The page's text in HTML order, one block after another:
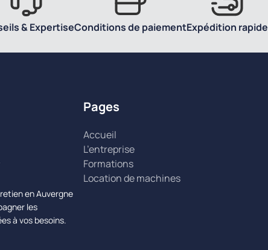
& ExpertiseConditions de paiementExpédition rapide
en Auvergne
les
à vos besoins.
Pages
Accueil
L’entreprise
Formations
Location de machines